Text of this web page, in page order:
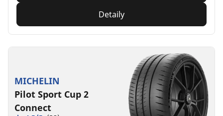
Detaily
MICHELIN
Pilot Sport Cup 2
Connect